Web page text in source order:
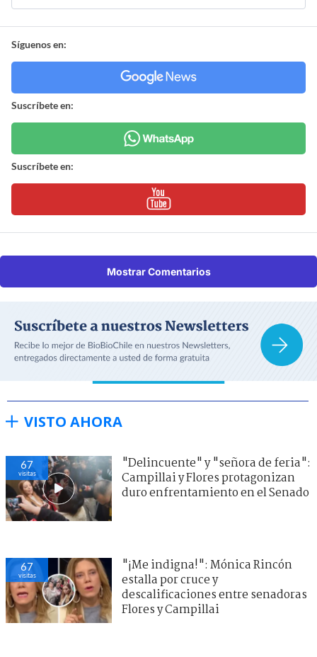
Síguenos en:
Suscríbete en:
Suscríbete en:
Mostrar Comentarios
VISTO AHORA
67
visitas
"Delincuente" y "señora de feria":
Campillai y Flores protagonizan
duro enfrentamiento en el Senado
67
visitas
"¡Me indigna!": Mónica Rincón
estalla por cruce y
descalificaciones entre senadoras
Flores y Campillai